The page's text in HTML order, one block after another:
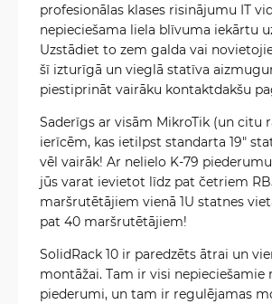
profesionālas klases risinājumu IT
nepieciešama liela blīvuma iekārtu
Uzstādiet to zem galda vai
šī izturīgā un vieglā statīva
piestiprināt vairāku kontaktdakšu
Saderīgs ar visām MikroTik (un citu
ierīcēm, kas ietilpst standarta 19"
vēl vairāk! Ar nelielo K-79
jūs varat ievietot līdz pat četriem
maršrutētājiem vienā 1U statnes
pat 40 maršrutētājiem!
SolidRack 10 ir paredzēts ātrai un
montāžai. Tam ir visi nepieciešamie
piederumi, un tam ir regulējamas